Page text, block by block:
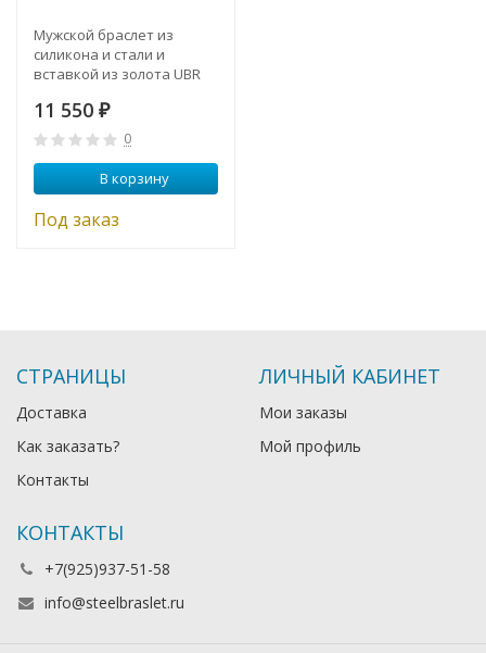
Мужской браслет из
силикона и стали и
вставкой из золота UBR
11 550 ₽
0
В корзину
Под заказ
СТРАНИЦЫ
Доставка
Как заказать?
Контакты
ЛИЧНЫЙ КАБИНЕТ
Мои заказы
Мой профиль
КОНТАКТЫ
+7(925)937-51-58
info@steelbraslet.ru